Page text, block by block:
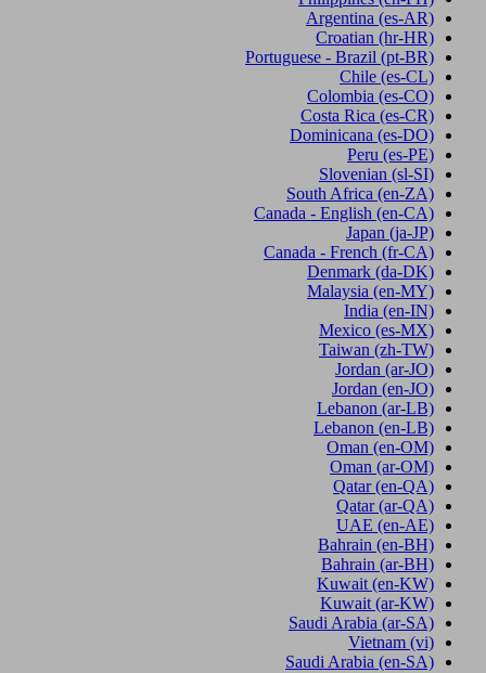
Argentina (es-AR)
Croatian (hr-HR)
Portuguese - Brazil (pt-BR)
Chile (es-CL)
Colombia (es-CO)
Costa Rica (es-CR)
Dominicana (es-DO)
Peru (es-PE)
Slovenian (sl-SI)
South Africa (en-ZA)
Canada - English (en-CA)
Japan (ja-JP)
Canada - French (fr-CA)
Denmark (da-DK)
Malaysia (en-MY)
India (en-IN)
Mexico (es-MX)
Taiwan (zh-TW)
Jordan (ar-JO)
Jordan (en-JO)
Lebanon (ar-LB)
Lebanon (en-LB)
Oman (en-OM)
Oman (ar-OM)
Qatar (en-QA)
Qatar (ar-QA)
UAE (en-AE)
Bahrain (en-BH)
Bahrain (ar-BH)
Kuwait (en-KW)
Kuwait (ar-KW)
Saudi Arabia (ar-SA)
Vietnam (vi)
Saudi Arabia (en-SA)